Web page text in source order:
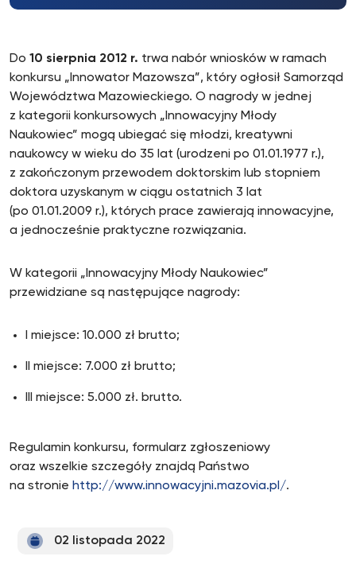
Do 10 sierpnia 2012 r. trwa nabór wniosków w ramach
konkursu „Innowator Mazowsza”, który ogłosił Samorząd
Województwa Mazowieckiego. O nagrody w jednej
z kategorii konkursowych „Innowacyjny Młody
Naukowiec” mogą ubiegać się młodzi, kreatywni
naukowcy w wieku do 35 lat (urodzeni po 01.01.1977 r.),
z zakończonym przewodem doktorskim lub stopniem
doktora uzyskanym w ciągu ostatnich 3 lat
(po 01.01.2009 r.), których prace zawierają innowacyjne,
a jednocześnie praktyczne rozwiązania.
W kategorii „Innowacyjny Młody Naukowiec”
przewidziane są następujące nagrody:
I miejsce: 10.000 zł brutto;
II miejsce: 7.000 zł brutto;
III miejsce: 5.000 zł. brutto.
Regulamin konkursu, formularz zgłoszeniowy
oraz wszelkie szczegóły znajdą Państwo
na stronie http://www.innowacyjni.mazovia.pl/.
02 listopada 2022